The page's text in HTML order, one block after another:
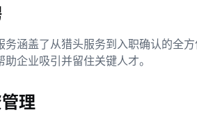
务涵盖了从猎头服务到入职确认的全
企业吸引并留住关键人才。
理